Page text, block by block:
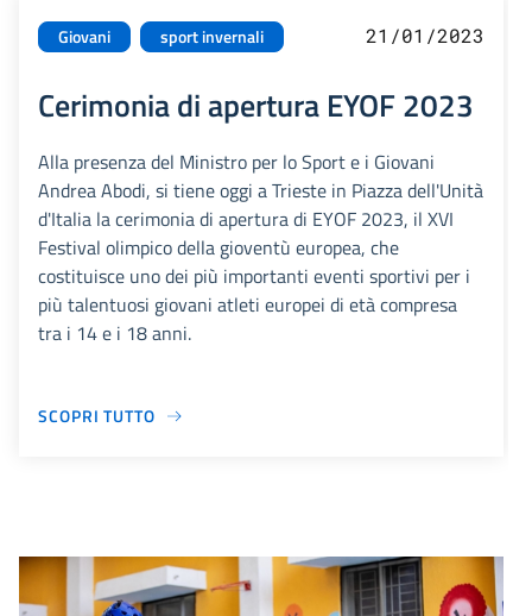
Giovani sport invernali 21/01/2023
Cerimonia di apertura EYOF 2023
Alla presenza del Ministro per lo Sport e i Giovani
Andrea Abodi, si tiene oggi a Trieste in Piazza dell'Unità
d'Italia la cerimonia di apertura di EYOF 2023, il XVI
Festival olimpico della gioventù europea, che
costituisce uno dei più importanti eventi sportivi per i
più talentuosi giovani atleti europei di età compresa
tra i 14 e i 18 anni.
SCOPRI TUTTO